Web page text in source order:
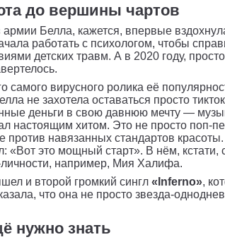
до вершины чартов
Белла, кажется, впервые
работать с психологом, чтобы
детских травм. А в 2020 году,
самого вирусного ролика её
не захотела оставаться просто
деньги в свою давнюю мечту —
настоящим хитом. Это не просто поп-
против навязанных стандартов
«Вот это мощный старт». В нём, кстати,
личности, например, Мия Халифа.
и второй громкий сингл «Inferno»,
что она не просто звезда-
нужно знать